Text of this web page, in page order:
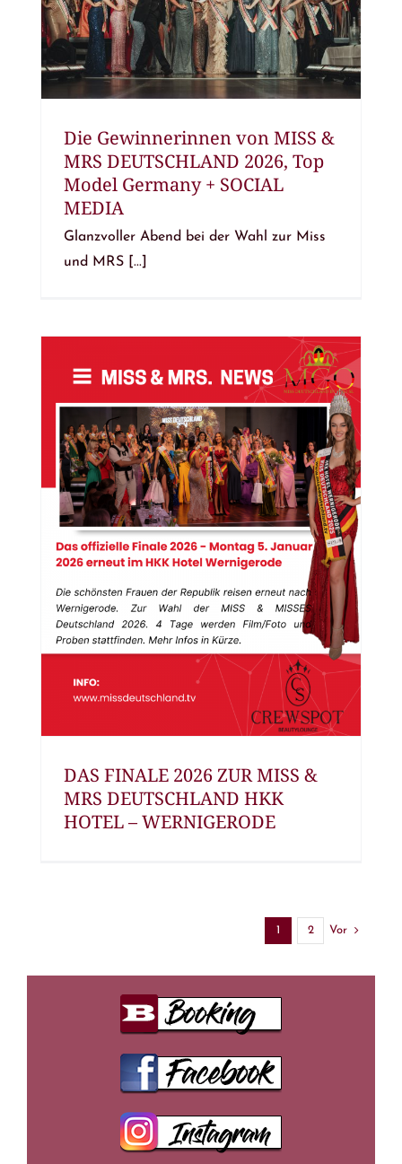
Die Gewinnerinnen von MISS &
MRS DEUTSCHLAND 2026, Top
Model Germany + SOCIAL
MEDIA
Glanzvoller Abend bei der Wahl zur Miss
und MRS [...]
DAS FINALE 2026 ZUR MISS &
MRS DEUTSCHLAND HKK
HOTEL – WERNIGERODE
1 2 Vor